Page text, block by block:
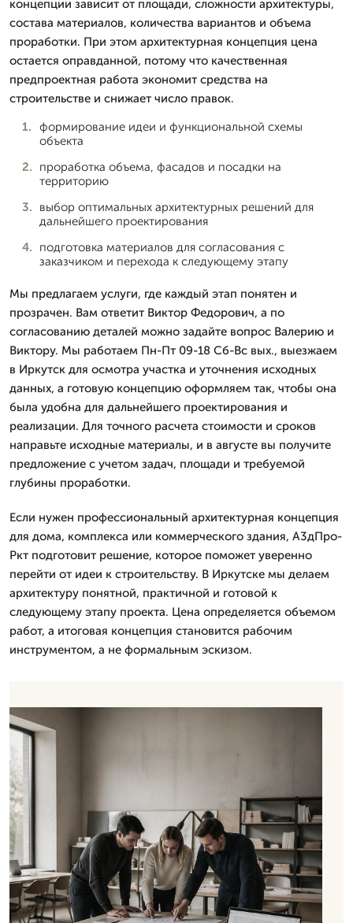
концепции зависит от площади, сложности архитектуры,
состава материалов, количества вариантов и объема
проработки. При этом архитектурная концепция цена
остается оправданной, потому что качественная
предпроектная работа экономит средства на
строительстве и снижает число правок.
формирование идеи и функциональной схемы
объекта
проработка объема, фасадов и посадки на
территорию
выбор оптимальных архитектурных решений для
дальнейшего проектирования
подготовка материалов для согласования с
заказчиком и перехода к следующему этапу
Мы предлагаем услуги, где каждый этап понятен и
прозрачен. Вам ответит Виктор Федорович, а по
согласованию деталей можно задайте вопрос Валерию и
Виктору. Мы работаем Пн-Пт 09-18 Сб-Вс вых., выезжаем
в Иркутск для осмотра участка и уточнения исходных
данных, а готовую концепцию оформляем так, чтобы она
была удобна для дальнейшего проектирования и
реализации. Для точного расчета стоимости и сроков
направьте исходные материалы, и в августе вы получите
предложение с учетом задач, площади и требуемой
глубины проработки.
Если нужен профессиональный архитектурная концепция
для дома, комплекса или коммерческого здания, А3дПро-
Ркт подготовит решение, которое поможет уверенно
перейти от идеи к строительству. В Иркутске мы делаем
архитектуру понятной, практичной и готовой к
следующему этапу проекта. Цена определяется объемом
работ, а итоговая концепция становится рабочим
инструментом, а не формальным эскизом.